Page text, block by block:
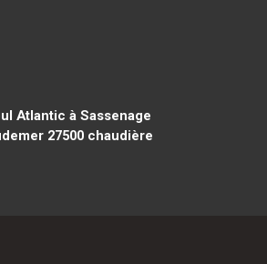
Atlantic à Sassenage
27500chaudière